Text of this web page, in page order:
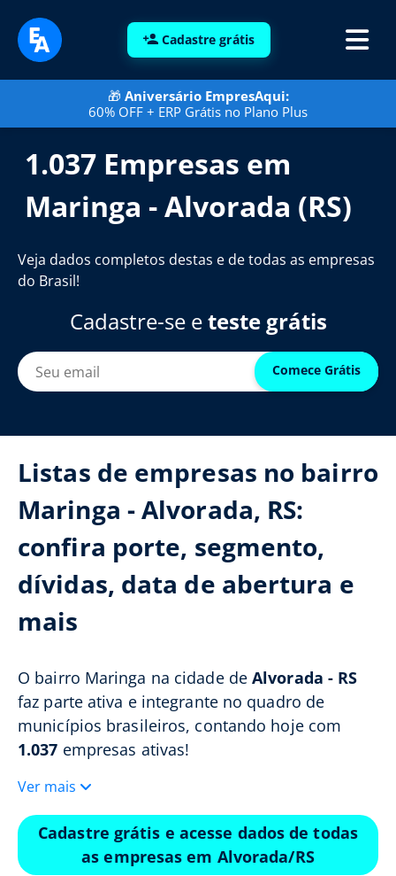
Cadastre grátis
🎁 Aniversário EmpresAqui:
60% OFF + ERP Grátis no Plano Plus
1.037 Empresas em
Maringa - Alvorada (RS)
Veja dados completos destas e de todas as empresas
do Brasil!
Cadastre-se eteste grátis
Comece Grátis
Listas de empresas no bairro
Maringa - Alvorada, RS:
confira porte, segmento,
dívidas, data de abertura e
mais
O bairro Maringa na cidade de Alvorada - RS
faz parte ativa e integrante no quadro de
municípios brasileiros, contando hoje com
1.037 empresas ativas!
Ver mais
Cadastre grátis e acesse dados de todas
as empresas em Alvorada/RS